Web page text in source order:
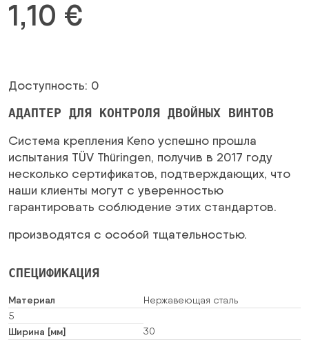
1,10 €
Доступность: 0
АДАПТЕР ДЛЯ КОНТРОЛЯ ДВОЙНЫХ ВИНТОВ
Система крепления Keno успешно прошла
испытания TÜV Thüringen, получив в 2017 году
несколько сертификатов, подтверждающих, что
наши клиенты могут с уверенностью
гарантировать соблюдение этих стандартов.
производятся с особой тщательностью.
СПЕЦИФИКАЦИЯ
Материал
Нержавеющая сталь
5
Ширина [мм] 30